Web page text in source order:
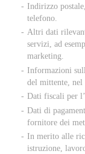
Indirizzo
telefono.
Altri dati
servizi, ad
marketing.
Informazioni
del mittente, nel
Dati fiscali per
Dati di
fornitore dei
In merito alle
istruzione,